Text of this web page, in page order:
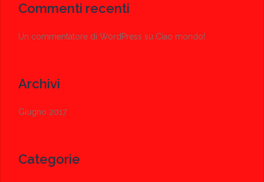
Commenti recenti
Un commentatore di WordPress su Ciao mondo!
Archivi
Giugno 2017
Categorie